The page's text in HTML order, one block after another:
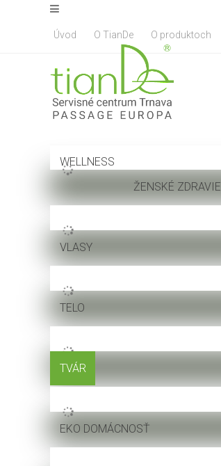
Úvod O TianDe O produktoch
WELLNESS
ŽENSKÉ ZDRAVIE
VLASY
TELO
TVÁR
EKO DOMÁCNOSŤ